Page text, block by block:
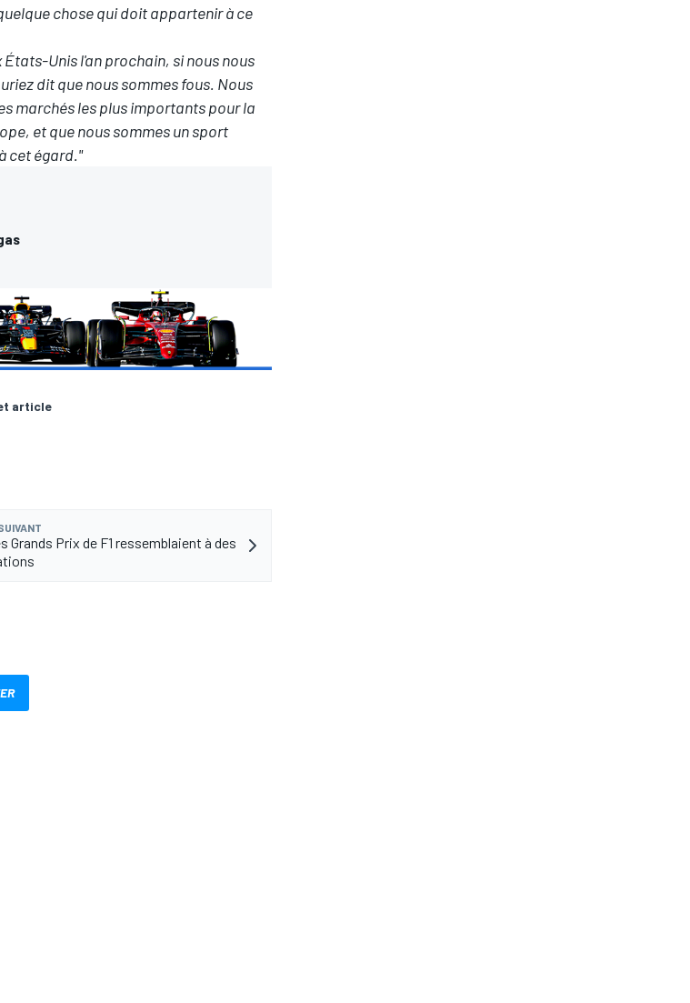
chose qui doit appartenir à ce
Unis l'an prochain, si nous nous
dit que nous sommes fous. Nous
marchés les plus importants pour la
et que nous sommes un sport
cet égard."
article
Grands Prix de F1 ressemblaient à des